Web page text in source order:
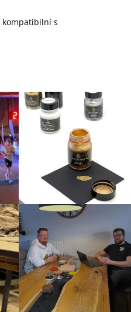
kompatibilní s